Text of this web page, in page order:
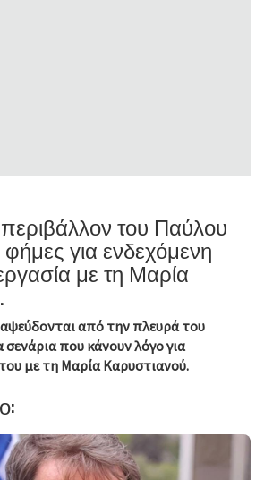
του Παύλου
φήμες για ενδεχόμενη
με τη Μαρία
από την πλευρά του
σενάρια που κάνουν λόγο για
με τη Μαρία Καρυστιανού.